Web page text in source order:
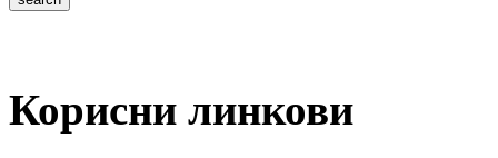
Корисни линкови